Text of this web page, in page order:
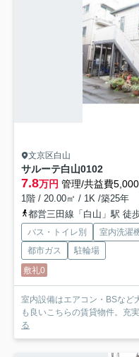
文京区白山
サルーテ白山0102
7.8万円 管理/共益費
1階 / 20.00㎡ / 1K /築25年
都営三田線「白山」駅 徒
バス・トイレ別 室内洗濯
都市ガス
駐輪場
敷礼0
室内設備はエアコン・BSなど
も良いこちらの賃貸物件。充
る